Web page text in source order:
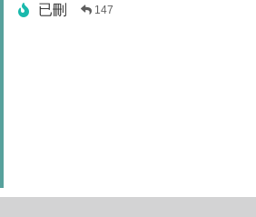
已刪 147